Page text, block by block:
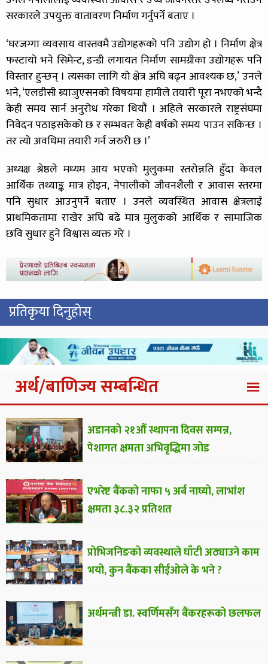
सरकारले उपयुक्त वातावरण निर्माण गर्नुपर्ने बताए ।
‘घरजग्गा व्यवसाय वास्तवमै उद्योगहरूको पनि उद्योग हो । निर्माण क्षेत्र
फस्टायो भने सिमेन्ट, डन्डी लगायत निर्माण सामग्रीका उद्योगहरू पनि
विस्तार हुन्छन् । त्यसका लागि यो क्षेत्र अघि बढ्न आवश्यक छ,’ उनले
भने, ‘एलडीसी ग्र्याजुएसनको विषयमा हामीले तयारी पूरा नभएको भन्दै
केही समय सार्न अनुरोध गरेका थियौं । अहिले सरकारले राष्ट्रसंघमा
निवेदन पठाइसकेको छ र सम्भवतः केही वर्षको समय पाउन सकिन्छ ।
तर त्यो अवधिमा तयारी गर्न जरुरी छ ।’
अध्यक्ष श्रेष्ठले मध्यम आय भएको मुलुकमा स्तरोन्नति हुँदा केवल
आर्थिक तथ्याङ्क मात्र होइन, नेपालीको जीवनशैली र आवास स्तरमा
पनि सुधार आउनुपर्ने बताए । उनले व्यवस्थित आवास क्षेत्रलाई
प्राथमिकतामा राखेर अघि बढे मात्र मुलुकको आर्थिक र सामाजिक
छवि सुधार हुने विश्वास व्यक्त गरे ।
प्रतिकृया दिनुहोस्
अर्थ/बाणिज्य सम्बन्धित
अडानको २१औँ स्थापना दिवस सम्पन्न,
पेशागत क्षमता अभिवृद्धिमा जोड
एभरेष्ट बैंकको नाफा ५ अर्ब नाघ्यो, लाभांश
क्षमता ३८.३२ प्रतिशत
प्रोभिजनिङको व्यवस्थाले घाँटी अठ्याउने काम
भयो, कुन बैंकका सीईओले के भने ?
अर्थमन्त्री डा. स्वर्णिमसँग बैंकरहरूको छलफल